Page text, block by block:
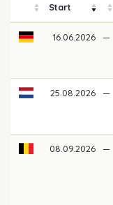
Start
16.06.2026 —
25.08.2026 —
08.09.2026 —